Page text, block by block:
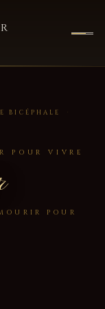
BICÉPHALE
·
VIVRE
POUR